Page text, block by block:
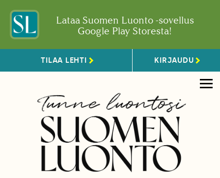
Lataa Suomen Luonto -sovellus
Google Play Storesta!
TILAA LEHTI KIRJAUDU